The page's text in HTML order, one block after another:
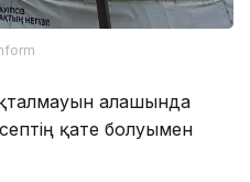
алғашында
қате болуымен